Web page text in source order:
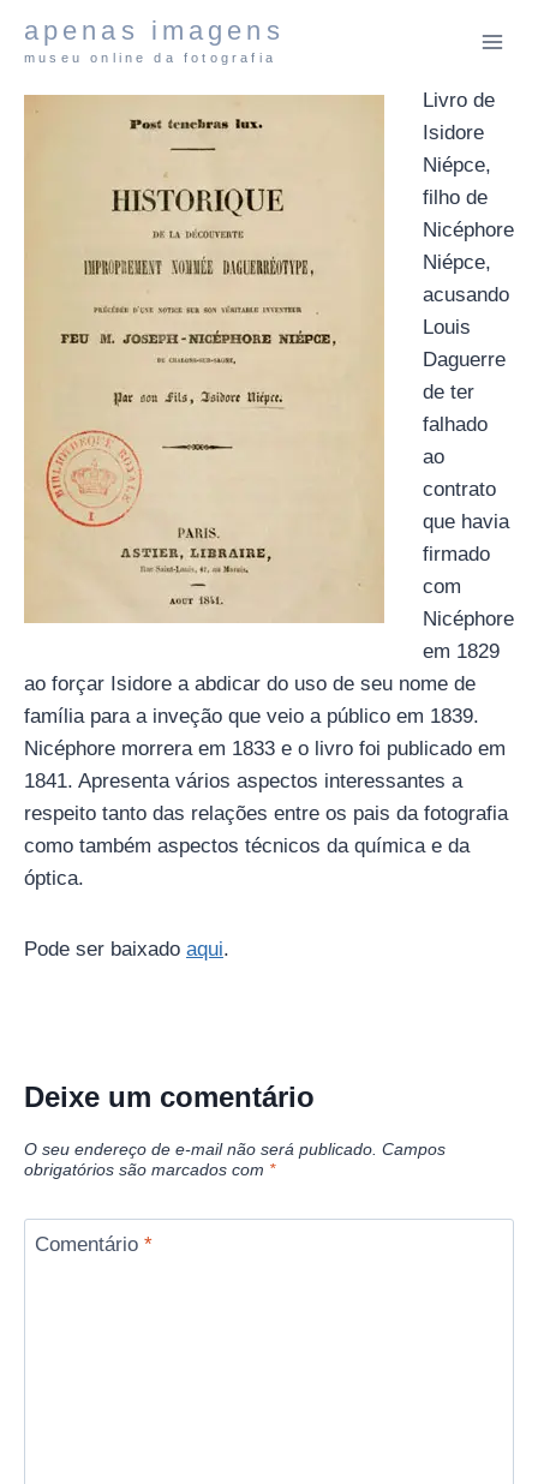
para
Conteúdo
apenas imagens
museu online da fotografia
Livro de
Isidore
Niépce,
filho de
Nicéphore
Niépce,
acusando
Louis
Daguerre
de ter
falhado
ao
contrato
que havia
firmado
com
Nicéphore
em 1829
ao forçar Isidore a abdicar do uso de seu nome de
família para a inveção que veio a público em 1839.
Nicéphore morrera em 1833 e o livro foi publicado em
1841. Apresenta vários aspectos interessantes a
respeito tanto das relações entre os pais da fotografia
como também aspectos técnicos da química e da
óptica.
Pode ser baixado aqui.
Deixe um comentário
O seu endereço de e-mail não será publicado. Campos
obrigatórios são marcados com *
Comentário *